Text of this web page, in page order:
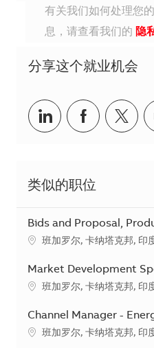
有关我们如何处理您
息，请查看我们的 隐
分享这个就业机会
分享到Linkedin
分享到分
类似的职位
Bids and Proposal,
地点班加罗尔, 卡纳塔克邦, 印
Market Development
地点班加罗尔, 卡纳塔克邦, 印
Channel Manager -
地点班加罗尔, 卡纳塔克邦, 印